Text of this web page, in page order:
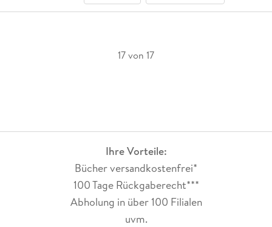
17 von 17
Ihre Vorteile:
Bücher versandkostenfrei*
100 Tage Rückgaberecht***
Abholung in über 100 Filialen
uvm.